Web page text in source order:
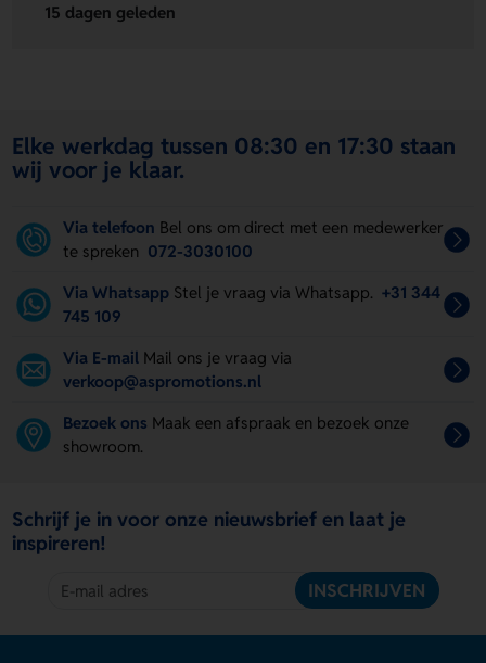
15 dagen geleden
Elke werkdag tussen 08:30 en 17:30 staan
wij voor je klaar.
Via telefoon Bel ons om direct met een medewerker
te spreken 072-3030100
Via Whatsapp Stel je vraag via Whatsapp. +31 344
745 109
Via E-mail Mail ons je vraag via
verkoop@aspromotions.nl
Bezoek ons Maak een afspraak en bezoek onze
showroom.
Schrijf je in voor onze nieuwsbrief en laat je
inspireren!
INSCHRIJVEN